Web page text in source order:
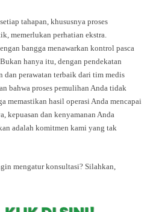
tahapan, khususnya proses
memerlukan perhatian ekstra.
bangga menawarkan kontrol pasca
hanya itu, dengan pendekatan
dan perawatan terbaik dari tim medis
bahwa proses pemulihan Anda tidak
memastikan hasil operasi Anda mencapai
kepuasan dan kenyamanan Anda
adalah komitmen kami yang tak
mengatur konsultasi? Silahkan,